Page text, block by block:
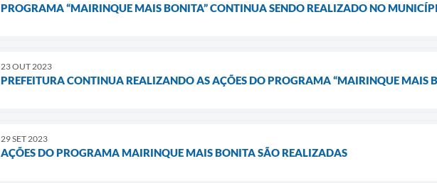
PROGRAMA “MAIRINQUE MAIS BONITA” CONTINUA SENDO REALIZADO NO
23 OUT 2023
PREFEITURA CONTINUA REALIZANDO AS AÇÕES DO PROGRAMA “MAIRINQUE MAIS
29 SET 2023
AÇÕES DO PROGRAMA MAIRINQUE MAIS BONITA SÃO REALIZADAS